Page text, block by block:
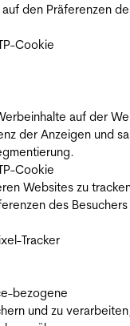
den Präferenzen
Cookie
auf der
der Anzeigen und
Cookie
Websites zu
des Besuchers
Tracker
bezogene
und zu